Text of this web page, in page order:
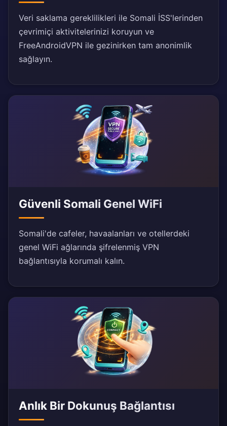
Veri saklama gereklilikleri ile Somali İSS'lerinden
çevrimiçi aktivitelerinizi koruyun ve
FreeAndroidVPN ile gezinirken tam anonimlik
sağlayın.
Güvenli Somali Genel WiFi
Somali'de cafeler, havaalanları ve otellerdeki
genel WiFi ağlarında şifrelenmiş VPN
bağlantısıyla korumalı kalın.
Anlık Bir Dokunuş Bağlantısı